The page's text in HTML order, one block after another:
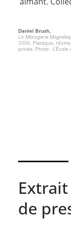
Daniel Brush,
La Ménagerie
2006. Plastique,
privée. Photo :
de